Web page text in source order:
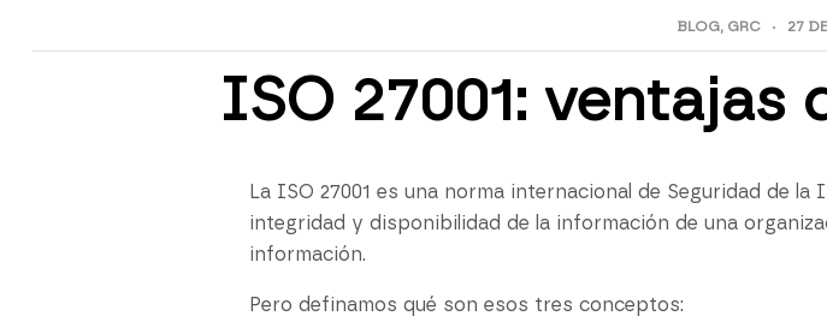
BLOG, GRC 27
ISO 27001:
La ISO 27001 es una norma internacional de Seguridad de
integridad y disponibilidad de la información de una
información.
Pero definamos qué son esos tres conceptos: